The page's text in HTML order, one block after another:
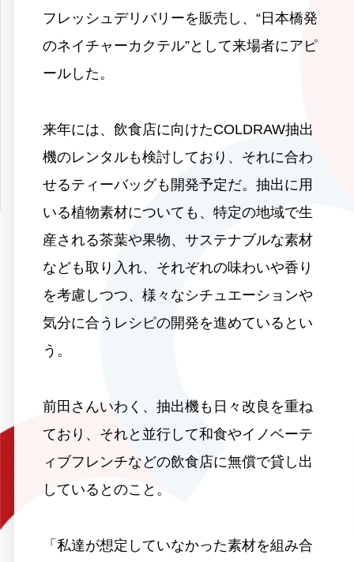
フレッシュデリバリーを販売し、“日本橋発
のネイチャーカクテル”として来場者にアピ
ールした。
来年には、飲食店に向けたCOLDRAW抽出
機のレンタルも検討しており、それに合わ
せるティーバッグも開発予定だ。抽出に用
いる植物素材についても、特定の地域で生
産される茶葉や果物、サステナブルな素材
なども取り入れ、それぞれの味わいや香り
を考慮しつつ、様々なシチュエーションや
気分に合うレシピの開発を進めているとい
う。
前田さんいわく、抽出機も日々改良を重ね
ており、それと並行して和食やイノベーテ
ィブフレンチなどの飲食店に無償で貸し出
しているとのこと。
「私達が想定していなかった素材を組み合